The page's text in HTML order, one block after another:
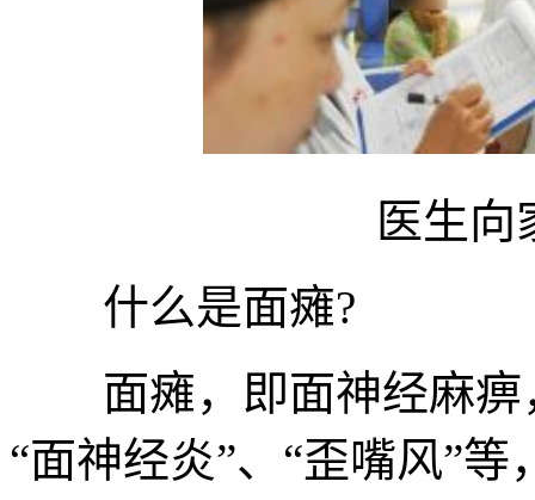
医生向家
什么是面瘫?
面瘫，即面神经麻痹
“面神经炎”、“歪嘴风”